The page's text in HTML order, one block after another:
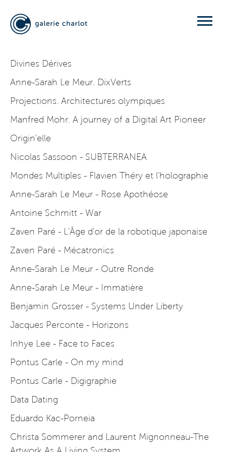
Divines Dérives
Anne-Sarah Le Meur. DixVerts
Projections. Architectures olympiques
Manfred Mohr. A journey of a Digital Art Pioneer
Origin'elle
Nicolas Sassoon - SUBTERRANEA
Mondes Multiples - Flavien Théry et l'holographie
Anne-Sarah Le Meur - Rose Apothéose
Antoine Schmitt - War
Zaven Paré - L'Âge d'or de la robotique japonaise
Zaven Paré - Mécatronics
Anne-Sarah Le Meur - Outre Ronde
Anne-Sarah Le Meur - Immatière
Benjamin Grosser - Systems Under Liberty
Jacques Perconte - Horizons
Inhye Lee - Face to Faces
Pontus Carle - On my mind
Pontus Carle - Digigraphie
Data Dating
Eduardo Kac-Porneia
Christa Sommerer and Laurent Mignonneau-The